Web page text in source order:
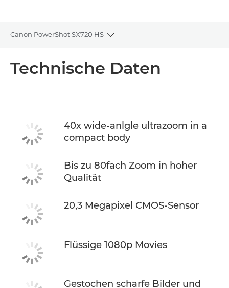
Canon PowerShot SX720 HS
Toggle breadcrumbs
Technische Daten
40x wide-anlgle ultrazoom in a
compact body
Bis zu 80fach Zoom in hoher
Qualität
20,3 Megapixel CMOS-Sensor
Flüssige 1080p Movies
Gestochen scharfe Bilder und